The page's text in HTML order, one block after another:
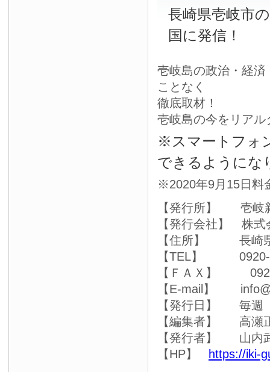
長崎県壱岐市
国に発信！
壱岐島の政治・経
ことなく
徹底取材！
壱岐島の今をリア
※スマートフォ
できるようにな
※2020年9月15日料
【発行所】 壱岐
【発行会社】 株式
【住所】 長崎県
【TEL】 0920-
【ＦＡＸ】
【E-mail】
【発行日】 毎週
【編集者】 高瀬
【発行者】 山内
【HP】 https://iki-